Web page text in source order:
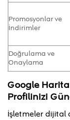
Promosyonlar ve
İndirimler
Doğrulama ve
Onaylama
Google Harita
Profilinizi
İşletmeler dijital